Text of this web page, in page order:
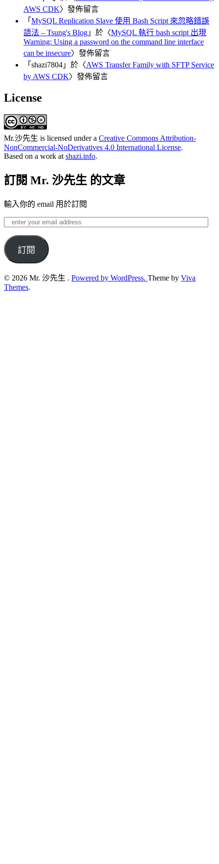
AWS CDK〉發佈留言
「 MySQL Replication Slave 使用 Bash Script 來忽略錯誤
語法 – Tsung's Blog 」於〈MySQL 執行 bash script 出現
Warning: Using a password on the command line interface
can be insecure〉發佈留言
「 shazi7804 」於〈AWS Transfer Family with SFTP Service
by AWS CDK〉發佈留言
License
Mr.沙先生 is licensed under a Creative Commons Attribution-
NonCommercial-NoDerivatives 4.0 International License.
Based on a work at shazi.info.
訂閱 Mr. 沙先生 的文章
輸入你的 email 用於訂閱
enter
your
email
address訂閱
© 2026 Mr. 沙先生 . Powered by WordPress. Theme by Viva
Themes.